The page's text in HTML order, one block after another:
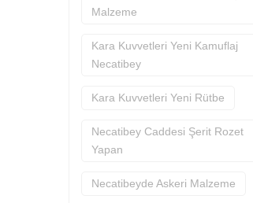
Malzeme
Kara Kuvvetleri Yeni Kamuflaj
Necatibey
Kara Kuvvetleri Yeni Rütbe
Necatibey Caddesi Şerit Rozet
Yapan
Necatibeyde Askeri Malzeme